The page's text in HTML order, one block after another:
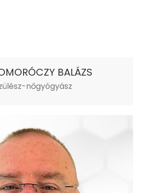
BALÁZS
nőgyógyász